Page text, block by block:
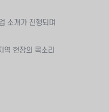
소개가 진행되며
역 현장의 목소리